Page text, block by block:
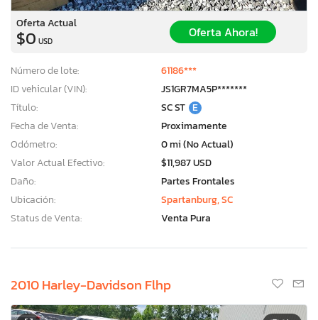
Oferta Actual
$0 USD
Oferta Ahora!
Número de lote:
61186***
ID vehicular (VIN):
JS1GR7MA5P*******
Título:
SC ST E
Fecha de Venta:
Proximamente
Odómetro:
0 mi (No Actual)
Valor Actual Efectivo:
$11,987 USD
Daño:
Partes Frontales
Ubicación:
Spartanburg, SC
Status de Venta:
Venta Pura
2010 Harley-Davidson Flhp